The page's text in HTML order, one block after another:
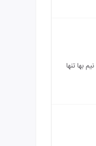
رایگان و نیم بها تنها